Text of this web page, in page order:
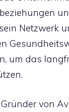
Netzwerk
um das
von